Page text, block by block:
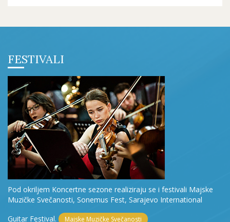
FESTIVALI
Pod okriljem Koncertne sezone realiziraju se i festivali Majske
Muzičke Svečanosti, Sonemus Fest, Sarajevo International
Guitar Festival.
Majske Muzičke Svečanosti